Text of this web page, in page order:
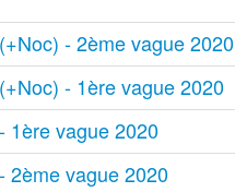
- 2ème vague 2020
- 1ère vague 2020
1ère vague 2020
2ème vague 2020